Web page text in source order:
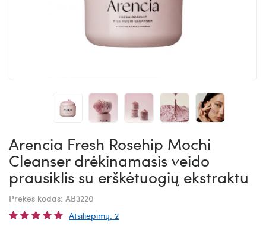
Arencia Fresh Rosehip Mochi
Cleanser drėkinamasis veido
prausiklis su erškėtuogių ekstraktu
Prekės kodas: AB3220
Atsiliepimų: 2